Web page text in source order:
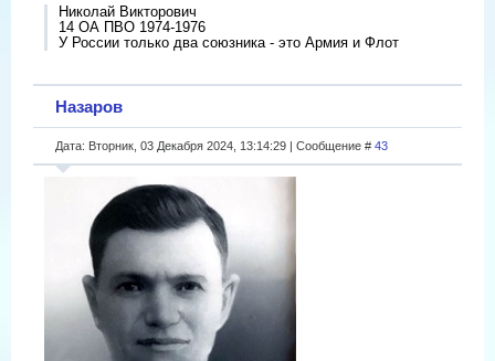
Николай Викторович
14 ОА ПВО 1974-1976
У России только два союзника - это Армия и Флот
Назаров
Дата: Вторник, 03 Декабря 2024, 13:14:29 | Сообщение # 43